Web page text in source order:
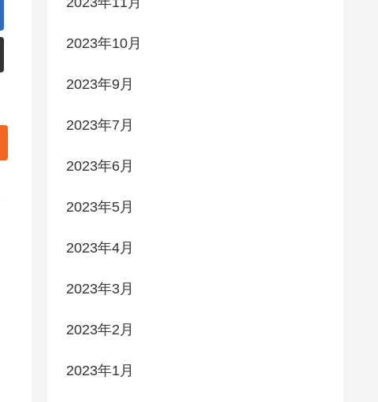
2023年10月
2023年9月
2023年7月
2023年6月
2023年5月
2023年4月
2023年3月
2023年2月
2023年1月